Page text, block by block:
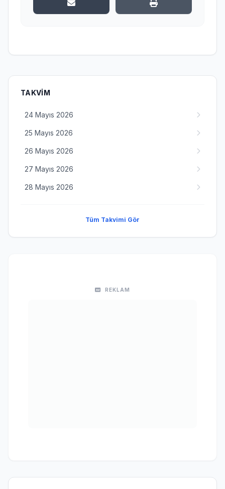
TAKVIM
24 Mayıs 2026
25 Mayıs 2026
26 Mayıs 2026
27 Mayıs 2026
28 Mayıs 2026
Tüm Takvimi Gör
REKLAM